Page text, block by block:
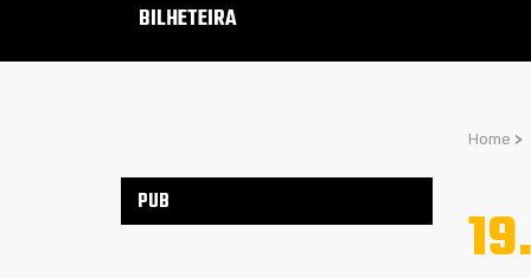
BILHETEIRA
Home >
PUB